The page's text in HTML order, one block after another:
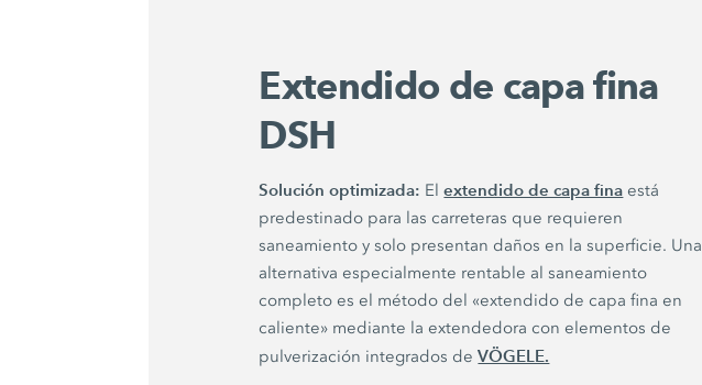
Extendido de capa fina
DSH
Solución optimizada: Elextendido de capa fina está
predestinado para las carreteras que requieren
saneamiento y solo presentan daños en la superficie. Una
alternativa especialmente rentable al saneamiento
completo es el método del «extendido de capa fina en
caliente» mediante la extendedora con elementos de
pulverización integrados deVÖGELE.